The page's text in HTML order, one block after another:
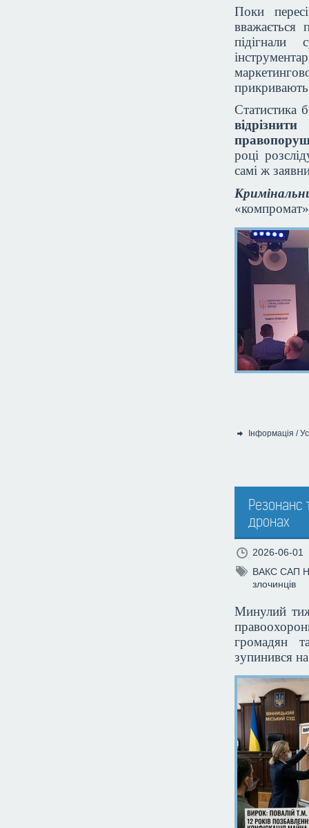
Поки
прикривають
Статистика
році
самі ж
Категорія:
Інформація /
Резонанс
дронах
2026-06-01
ВАКС САП
злочинців
Минулий
громадян
зупинився